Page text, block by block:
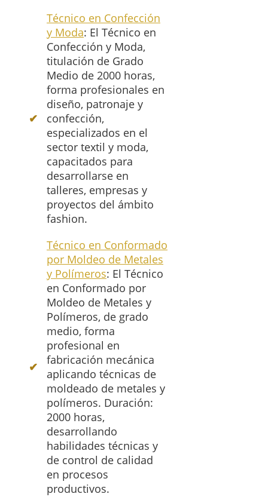
Técnico en Confección
y Moda: El Técnico en
Confección y Moda,
titulación de Grado
Medio de 2000 horas,
forma profesionales en
diseño, patronaje y
confección,
especializados en el
sector textil y moda,
capacitados para
desarrollarse en
talleres, empresas y
proyectos del ámbito
fashion.
Técnico en Conformado
por Moldeo de Metales
y Polímeros: El Técnico
en Conformado por
Moldeo de Metales y
Polímeros, de grado
medio, forma
profesional en
fabricación mecánica
aplicando técnicas de
moldeado de metales y
polímeros. Duración:
2000 horas,
desarrollando
habilidades técnicas y
de control de calidad
en procesos
productivos.